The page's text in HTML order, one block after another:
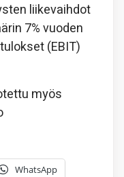
liikevaihdot
7% vuoden
(EBIT)
myös
WhatsApp